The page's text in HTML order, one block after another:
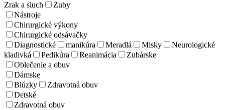
Zrak a sluch
Zuby
Nástroje
Chirurgické výkony
Chirurgické odsávačky
Diagnostické
manikúra Meradlá Misky
Neurologické
kladivká
Pedikúra Reanimácia
Zubárske
Oblečenie a obuv
Dámske
Blúzky
Zdravotná obuv
Detské
Zdravotná obuv